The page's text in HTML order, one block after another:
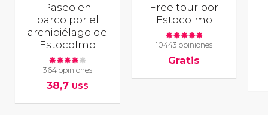
Paseo en
barco por el
archipiélago de
Estocolmo
364 opiniones
38,7 US$
Free tour por
Estocolmo
10443 opiniones
Gratis